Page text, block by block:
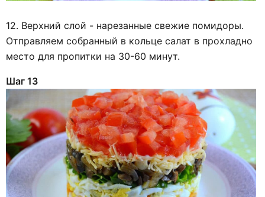
12. Верхний слой - нарезанные свежие помидоры.
Отправляем собранный в кольце салат в прохладно
место для пропитки на 30-60 минут.
Шаг 13